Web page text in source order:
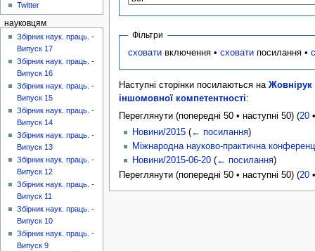
Фільтри
сховати включення •сховати посилання •
Наступні сторінки посилаються на Жовнірук
іншомовної компетентності:
Переглянути (попередні 50 • наступні 50) (20
Новини/2015 (← посилання)
Міжнародна науково-практична
Новини/2015-06-20 (← посилання)
Переглянути (попередні 50 • наступні 50) (20
Twitter
науковцям
Збірник наук. праць. -
Випуск 17
Збірник наук. праць. -
Випуск 16
Збірник наук. праць. -
Випуск 15
Збірник наук. праць. -
Випуск 14
Збірник наук. праць. -
Випуск 13
Збірник наук. праць. -
Випуск 12
Збірник наук. праць. -
Випуск 11
Збірник наук. праць. -
Випуск 10
Збірник наук. праць. -
Випуск 9